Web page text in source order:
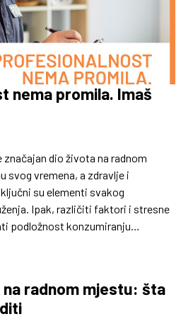
nema promila. Imaš
značajan dio života na radnom
svog vremena, a zdravlje i
su elementi svakog
Ipak, različiti faktori i stresne
podložnost konzumiranju
(poput alkohola, nikotina, kanabisa
ponašanje, već i za
i izvan njega. Zloupotreba
radnom mjestu: šta